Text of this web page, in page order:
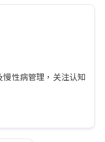
性病管理，关注认知